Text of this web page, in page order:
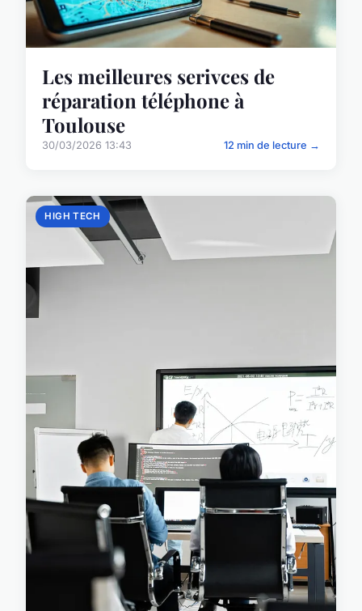
Les meilleures serivces de
réparation téléphone à
Toulouse
30/03/2026 13:43 12 min de lecture →
HIGH TECH